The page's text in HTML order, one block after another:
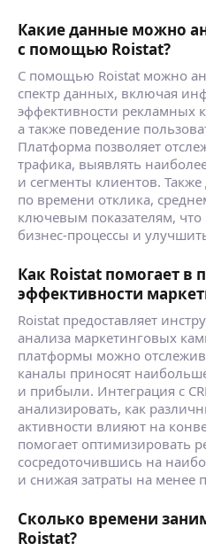
Какие данные можно
с помощью Roistat?
С помощью Roistat можно
спектр данных, включая
эффективности рекламных
а также поведение
Платформа позволяет
трафика, выявлять
и сегменты клиентов.
по времени отклика,
ключевым показателям, что
бизнес-процессы и
Как Roistat помогает в
эффективности
Roistat предоставляет
анализа маркетинговых
платформы можно
каналы приносят
и прибыли. Интеграция с
анализировать, как
активности влияют на
помогает оптимизировать
сосредоточившись на
и снижая затраты на менее
Сколько времени
Roistat?